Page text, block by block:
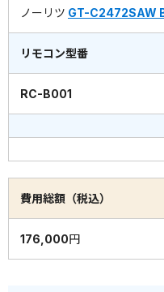
ノーリツ GT-C2472SAW
リモコン型番
RC-B001
費用総額（税込）
176,000円